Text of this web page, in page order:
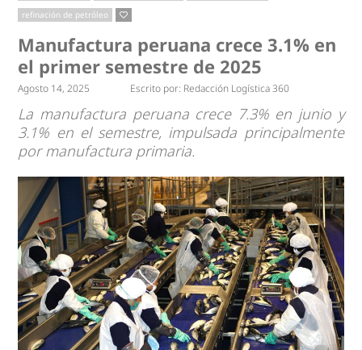
refinación de petróleo
Manufactura peruana crece 3.1% en
el primer semestre de 2025
Agosto 14, 2025 Escrito por: Redacción Logística 360
La manufactura peruana crece 7.3% en junio y
3.1% en el semestre, impulsada principalmente
por manufactura primaria.